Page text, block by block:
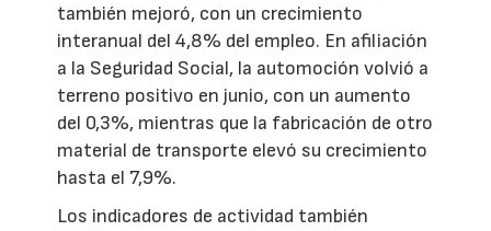
también mejoró, con un crecimiento
interanual del 4,8% del empleo. En afiliación
a la Seguridad Social, la automoción volvió a
terreno positivo en junio, con un aumento
del 0,3%, mientras que la fabricación de otro
material de transporte elevó su crecimiento
hasta el 7,9%.
Los indicadores de actividad también